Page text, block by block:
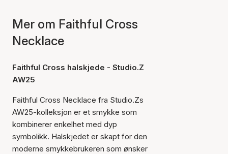
Mer om Faithful Cross
Necklace
Faithful Cross halskjede - Studio.Z
AW25
Faithful Cross Necklace fra Studio.Zs
AW25-kolleksjon er et smykke som
kombinerer enkelhet med dyp
symbolikk. Halskjedet er skapt for den
moderne smykkebrukeren som ønsker